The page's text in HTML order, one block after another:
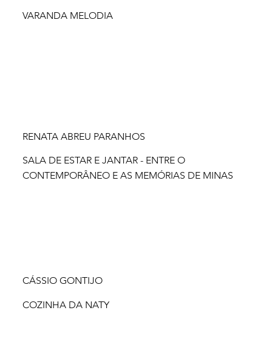
VARANDA MELODIA
RENATA ABREU PARANHOS
SALA DE ESTAR E JANTAR - ENTRE O
CONTEMPORÂNEO E AS MEMÓRIAS DE MINAS
CÁSSIO GONTIJO
COZINHA DA NATY